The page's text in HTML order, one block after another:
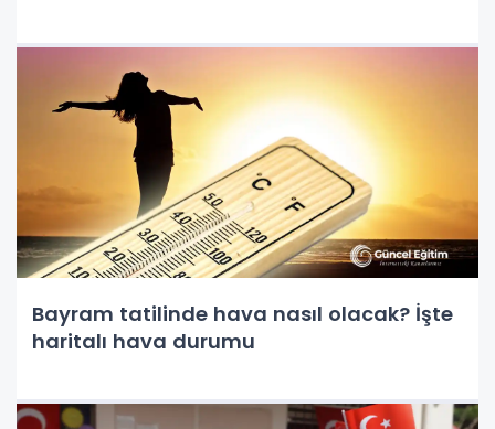
Bayram tatilinde hava nasıl olacak? İşte
haritalı hava durumu